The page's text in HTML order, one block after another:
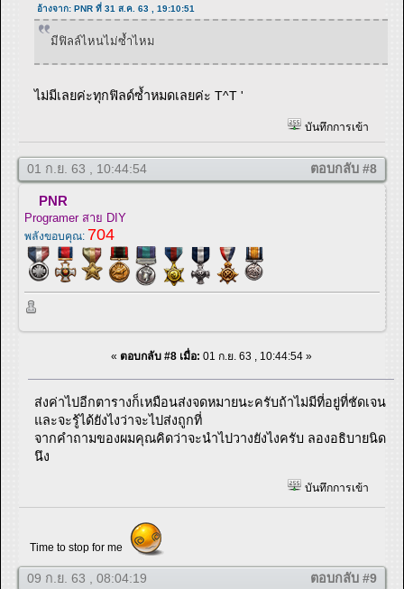
อ้างจาก: PNR ที่ 31 ส.ค. 63 , 19:10:51
มีฟิลล์ไหนไม่ซ้ำไหม
ไม่มีเลยค่ะทุกฟิลด์ซ้ำหมดเลยค่ะ T^T '
บันทึกการเข้า
01 ก.ย. 63 , 10:44:54 ตอบกลับ #8
PNR
Programer สาย DIY
พลังขอบคุณ: 704
« ตอบกลับ #8 เมื่อ: 01 ก.ย. 63 , 10:44:54 »
ส่งค่าไปอีกตารางก็เหมือนส่งจดหมายนะครับถ้าไม่มีที่อยู่ที่ชัดเจน
และจะรู้ได้ยังไงว่าจะไปส่งถูกที่
จากคำถามของผมคุณคิดว่าจะนำไปวางยังไงครับ ลองอธิบายนิด
นึง
บันทึกการเข้า
Time to stop for me
09 ก.ย. 63 , 08:04:19 ตอบกลับ #9